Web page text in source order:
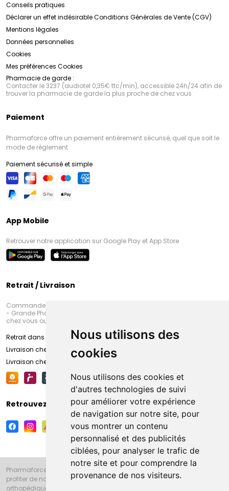
Nous utilisons des
cookies
Nous utilisons des cookies et
d'autres technologies de suivi
pour améliorer votre expérience
de navigation sur notre site, pour
vous montrer un contenu
personnalisé et des publicités
ciblées, pour analyser le trafic de
notre site et pour comprendre la
provenance de nos visiteurs.
Conseils pratiques
Déclarer un effet indésirableConditions Générales de Vente (CGV)
Mentions légales
Données personnelles
Cookies
Mes préférences Cookies
Pharmacie de garde :
Contacter le 3237 (audiotel 0,35€ ttc/min), accessible 24h/24 afin de
trouver la pharmacie de garde la plus proche de chez vous
Paiement
Pharmaforce offre un paiement entièrement sécurisé, quel que soit le
mode de règlement
Paiement sécurisé et simple
App Mobile
Retrouver notre application sur Google Play et App Store
Retrait / Livraison
Commandez en ligne et venez chercher votre commande à Amiens
- Grande Pharmacie d’Amiens (Fachon) ou recevez-là rapidement
chez vous ou en point retrait
Retrait dans la pharmacie d’Amiens
Livraison chez vous
Livraison chez votre commerçant
Retrouvez-nous sur vos réseaux sociaux
Pharmaforce.fr et la Grande Pharmacie d’Amiens vous souhaitent de
profiter de notre accueil, de nos conseils pharmaceutiques,
orthopédiques, homéopathiques, parapharmaceutiques, beauté et